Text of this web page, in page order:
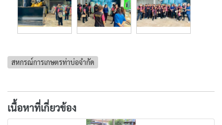
สหกรณ์การเกษตรท่าบ่อจำกัด
เนื้อหาที่เกี่ยวข้อง